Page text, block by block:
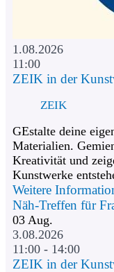
1.08.2026
11:00
ZEIK in der
ZEIK
GEstalte deine
Materialien.
Kreativität und
Kunstwerke
Weitere
Näh-Treffen für
03 Aug.
3.08.2026
11:00 - 14:00
ZEIK in der